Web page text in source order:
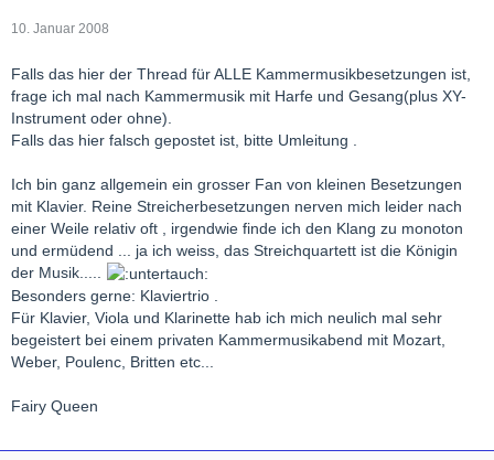
10. Januar 2008
Falls das hier der Thread für ALLE Kammermusikbesetzungen ist,
frage ich mal nach Kammermusik mit Harfe und Gesang(plus XY-
Instrument oder ohne).
Falls das hier falsch gepostet ist, bitte Umleitung .
Ich bin ganz allgemein ein grosser Fan von kleinen Besetzungen
mit Klavier. Reine Streicherbesetzungen nerven mich leider nach
einer Weile relativ oft , irgendwie finde ich den Klang zu monoton
und ermüdend ... ja ich weiss, das Streichquartett ist die Königin
der Musik.....
Besonders gerne: Klaviertrio .
Für Klavier, Viola und Klarinette hab ich mich neulich mal sehr
begeistert bei einem privaten Kammermusikabend mit Mozart,
Weber, Poulenc, Britten etc...
Fairy Queen